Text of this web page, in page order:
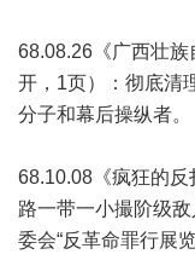
68.08.26《广西壮
开，1页）：彻底清
分子和幕后操纵者。
68.10.08《疯狂的
路一带一小撮阶级
委会“反革命罪行展